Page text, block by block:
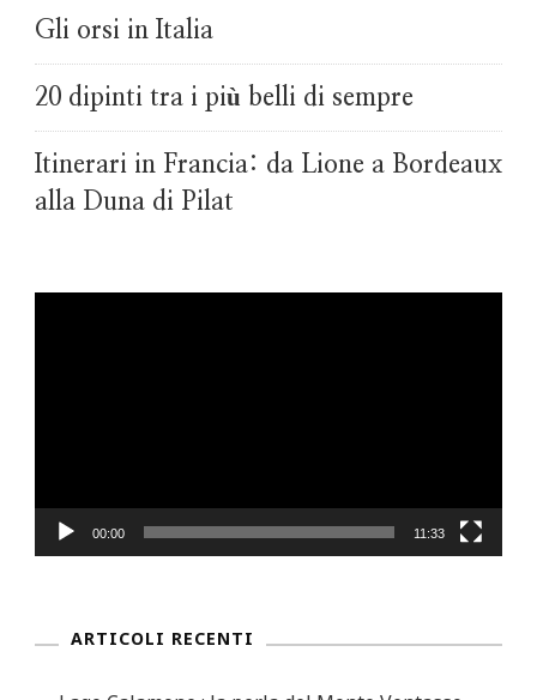
Gli orsi in Italia
20 dipinti tra i più belli di sempre
Itinerari in Francia: da Lione a Bordeaux
alla Duna di Pilat
00:00 11:33
ARTICOLI RECENTI